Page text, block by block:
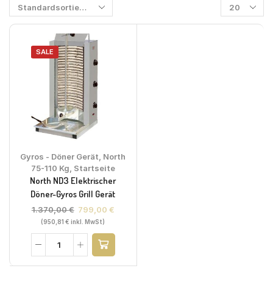
SALE
Gyros - Döner Gerät North
75-110 Kg Startseite
North ND3 Elektrischer
Döner-Gyros Grill Gerät
1.370,00€ 799,00 €
(950,81€ inkl. MwSt)